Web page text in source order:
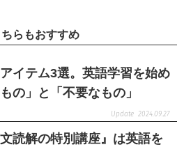
ちらもおすすめ
イテム3選。英語学習を始め
の」と「不要なもの」
2024.09.27
読解の特別講座』は英語を